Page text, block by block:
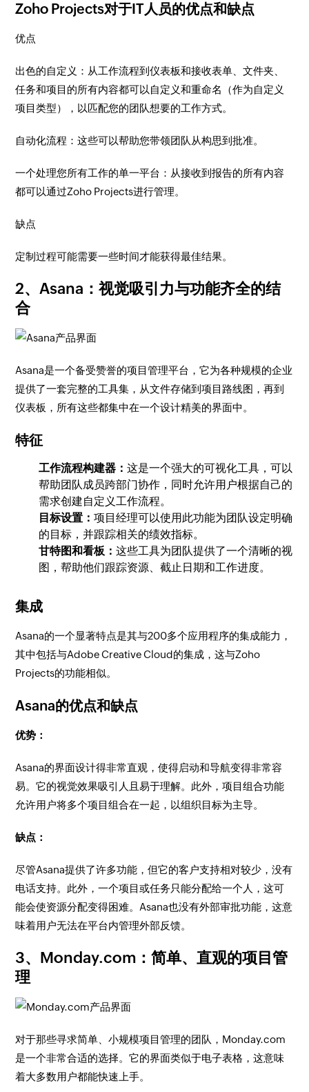
Zoho Projects对于IT人员的优点和缺点
优点
出色的自定义：从工作流程到仪表板和接收表单、文件夹、
任务和项目的所有内容都可以自定义和重命名（作为自定义
项目类型），以匹配您的团队想要的工作方式。
自动化流程：这些可以帮助您带领团队从构思到批准。
一个处理您所有工作的单一平台：从接收到报告的所有内容
都可以通过Zoho Projects进行管理。
缺点
定制过程可能需要一些时间才能获得最佳结果。
2、Asana：视觉吸引力与功能齐全的结
合
Asana是一个备受赞誉的项目管理平台，它为各种规模的企业
提供了一套完整的工具集，从文件存储到项目路线图，再到
仪表板，所有这些都集中在一个设计精美的界面中。
特征
工作流程构建器：这是一个强大的可视化工具，可以
帮助团队成员跨部门协作，同时允许用户根据自己的
需求创建自定义工作流程。
目标设置：项目经理可以使用此功能为团队设定明确
的目标，并跟踪相关的绩效指标。
甘特图和看板：这些工具为团队提供了一个清晰的视
图，帮助他们跟踪资源、截止日期和工作进度。
集成
Asana的一个显著特点是其与200多个应用程序的集成能力，
其中包括与Adobe Creative Cloud的集成，这与Zoho
Projects的功能相似。
Asana的优点和缺点
优势：
Asana的界面设计得非常直观，使得启动和导航变得非常容
易。它的视觉效果吸引人且易于理解。此外，项目组合功能
允许用户将多个项目组合在一起，以组织目标为主导。
缺点：
尽管Asana提供了许多功能，但它的客户支持相对较少，没有
电话支持。此外，一个项目或任务只能分配给一个人，这可
能会使资源分配变得困难。Asana也没有外部审批功能，这意
味着用户无法在平台内管理外部反馈。
3、Monday.com：简单、直观的项目管
理
对于那些寻求简单、小规模项目管理的团队，Monday.com
是一个非常合适的选择。它的界面类似于电子表格，这意味
着大多数用户都能快速上手。